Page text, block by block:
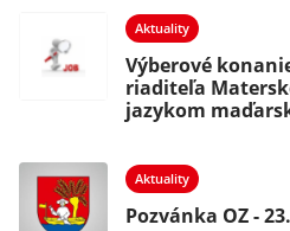
Aktuality
Výberové
riaditeľa
jazykom
Aktuality
Pozvánka OZ -